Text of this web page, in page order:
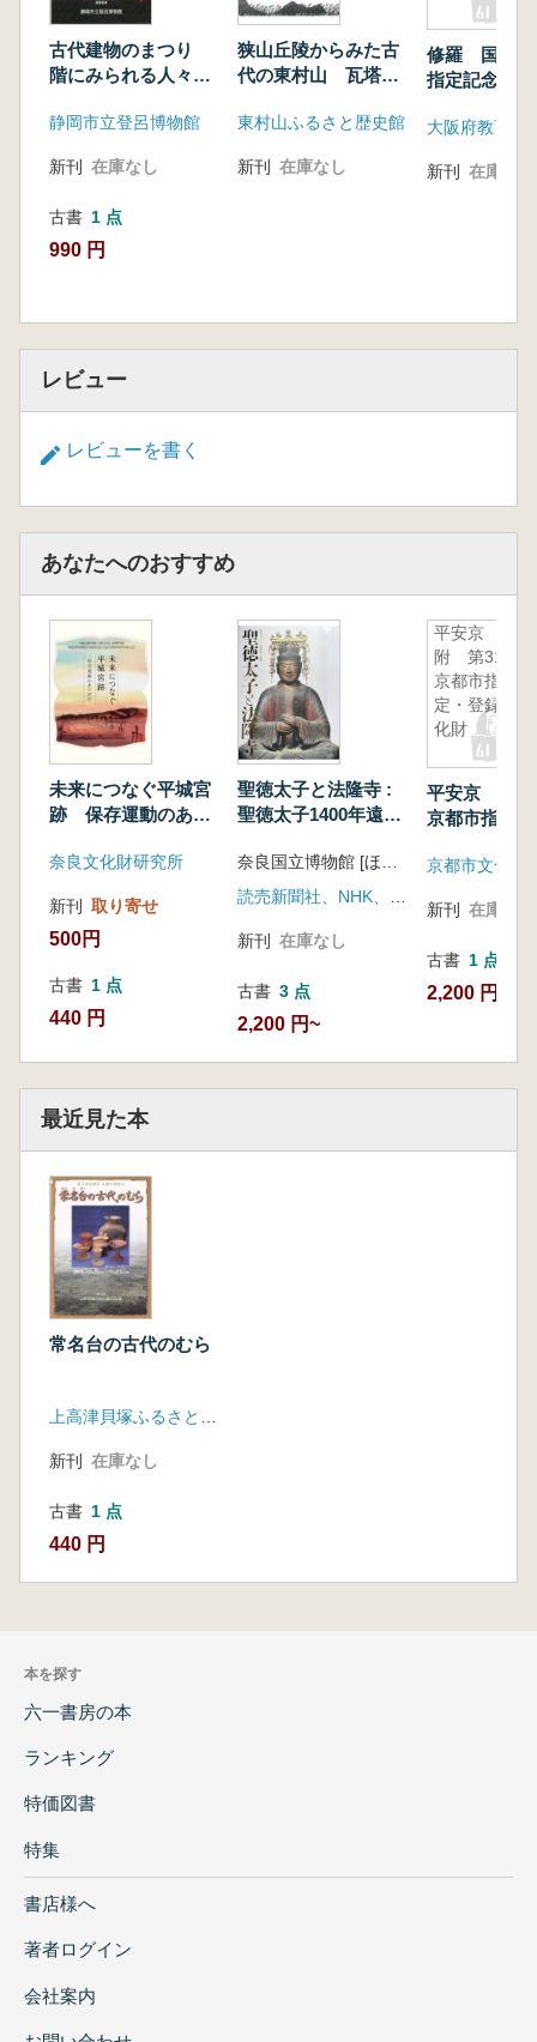
古代建物のまつり
階にみられる人々の
静岡市立登呂博物館
新刊 在庫なし
古書 1 点
990 円
狭山丘陵からみた古
代の東村山 瓦塔の
東村山ふるさと歴史館
新刊 在庫なし
修羅 国重要
指定記念
新刊 在庫なし
レビュー
レビューを書く
あなたへのおすすめ
未来につなぐ平城宮
跡 保存運動のあけ
奈良文化財研究所
新刊 取り寄せ
500円
古書 1 点
440 円
聖徳太子と法隆寺 :
聖徳太子1400年遠忌
新刊 在庫なし
古書 3 点
2,200 円~
平安京
附 第31回
京都市指
定・登録文
化財
平安京 附
京都市指定
京都市文化市
新刊 在庫なし
古書 1 点
2,200 円
最近見た本
常名台の古代のむら
新刊 在庫なし
古書 1 点
440 円
本を探す
六一書房の本
ランキング
特価図書
特集
書店様へ
著者ログイン
会社案内